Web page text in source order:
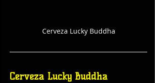
Cerveza Lucky Buddha
Cerveza Lucky Buddha